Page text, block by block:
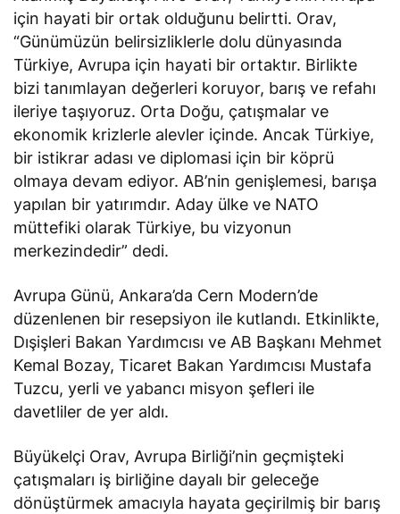
için hayati bir ortak olduğunu belirtti. Orav,
“Günümüzün belirsizliklerle dolu dünyasında
Türkiye, Avrupa için hayati bir ortaktır. Birlikte
bizi tanımlayan değerleri koruyor, barış ve refahı
ileriye taşıyoruz. Orta Doğu, çatışmalar ve
ekonomik krizlerle alevler içinde. Ancak Türkiye,
bir istikrar adası ve diplomasi için bir köprü
olmaya devam ediyor. AB’nin genişlemesi, barışa
yapılan bir yatırımdır. Aday ülke ve NATO
müttefiki olarak Türkiye, bu vizyonun
merkezindedir” dedi.
Avrupa Günü, Ankara’da Cern Modern’de
düzenlenen bir resepsiyon ile kutlandı. Etkinlikte,
Dışişleri Bakan Yardımcısı ve AB Başkanı Mehmet
Kemal Bozay, Ticaret Bakan Yardımcısı Mustafa
Tuzcu, yerli ve yabancı misyon şefleri ile
davetliler de yer aldı.
Büyükelçi Orav, Avrupa Birliği’nin geçmişteki
çatışmaları iş birliğine dayalı bir geleceğe
dönüştürmek amacıyla hayata geçirilmiş bir barış